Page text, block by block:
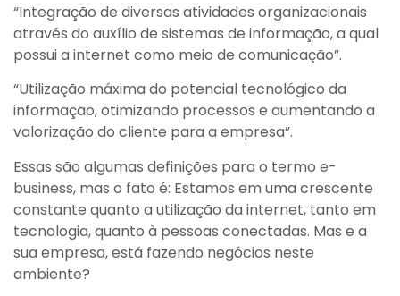
“Integração de diversas atividades organizacionais
através do auxílio de sistemas de informação, a qual
possui a internet como meio de comunicação”.
“Utilização máxima do potencial tecnológico da
informação, otimizando processos e aumentando a
valorização do cliente para a empresa”.
Essas são algumas definições para o termo e-
business, mas o fato é: Estamos em uma crescente
constante quanto a utilização da internet, tanto em
tecnologia, quanto à pessoas conectadas. Mas e a
sua empresa, está fazendo negócios neste
ambiente?